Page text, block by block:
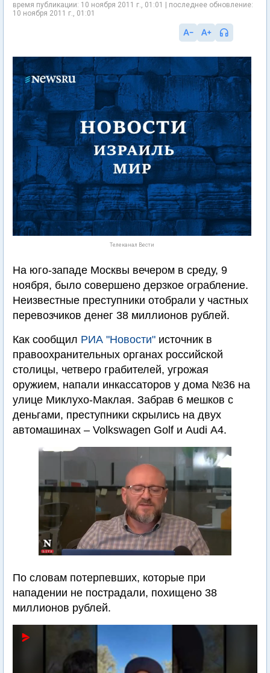
время публикации: 10 ноября 2011 г., 01:01 | последнее обновление:
10 ноября 2011 г., 01:01
Телеканал Вести
На юго-западе Москвы вечером в среду, 9
ноября, было совершено дерзкое ограбление.
Неизвестные преступники отобрали у частных
перевозчиков денег 38 миллионов рублей.
Как сообщил РИА "Новости" источник в
правоохранительных органах российской
столицы, четверо грабителей, угрожая
оружием, напали инкассаторов у дома №36 на
улице Миклухо-Маклая. Забрав 6 мешков с
деньгами, преступники скрылись на двух
автомашинах – Volkswagen Golf и Audi А4.
По словам потерпевших, которые при
нападении не пострадали, похищено 38
миллионов рублей.